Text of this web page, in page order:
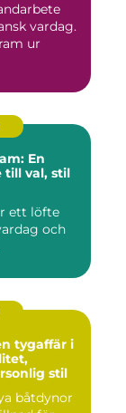
vardag.
ur
En
till val, stil
ett löfte
och
tygaffär i
stil
båtdynor